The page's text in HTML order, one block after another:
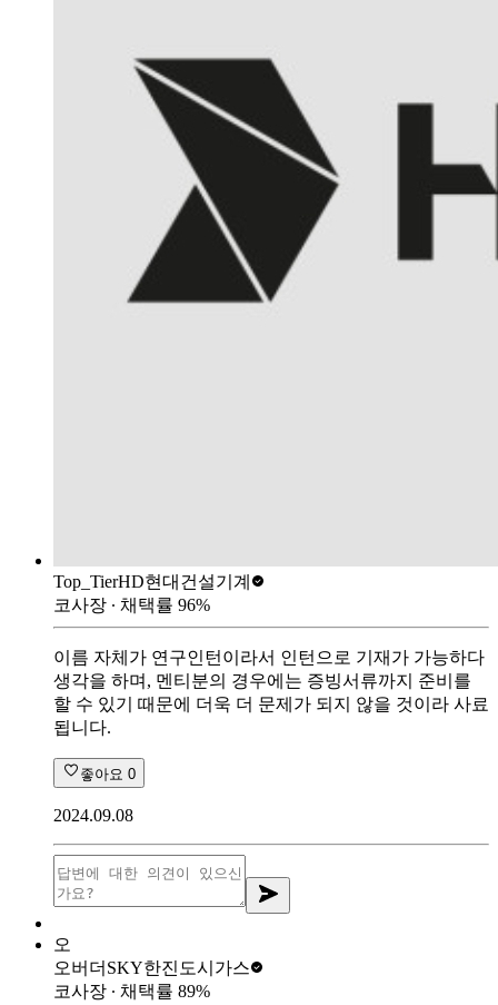
Top_TierHD현대건설기계
코사장 ∙ 채택률 96%
이름 자체가 연구인턴이라서 인턴으로 기재가 가능하다
생각을 하며, 멘티분의 경우에는 증빙서류까지 준비를
할 수 있기 때문에 더욱 더 문제가 되지 않을 것이라 사료
됩니다.
좋아요 0
2024.09.08
오
오버더SKY한진도시가스
코사장 ∙ 채택률 89%